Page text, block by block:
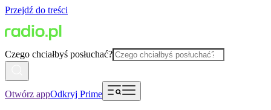
Przejdź do treści
Czego chciałbyś posłuchać?
Otwórz appOdkryj Prime